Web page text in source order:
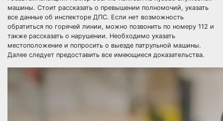
машины. Стоит рассказать о превышении полномочий, указать
все данные об инспекторе ДПС. Если нет возможность
обратиться по горячей линии, можно позвонить по номеру 112 и
также рассказать о нарушении. Необходимо указать
местоположение и попросить о выезде патрульной машины.
Далее следует предоставить все имеющиеся доказательства.